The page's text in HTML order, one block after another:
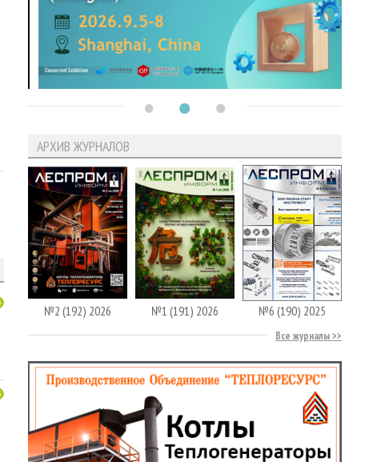
АРХИВ ЖУРНАЛОВ
№2 (192) 2026 №1 (191) 2026 №6 (190) 2025
Все журналы